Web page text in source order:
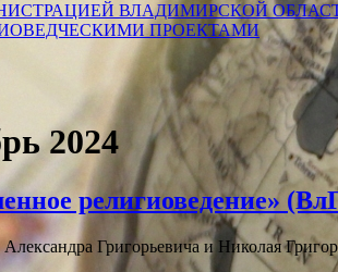
ВЛАДИМИРСКОЙ
ПРОЕКТАМИ
2024
религиоведение»
Григорьевича и Николая